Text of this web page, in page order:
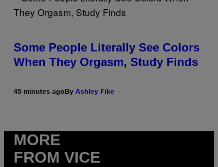
Some People Literally See Colors
When They Orgasm, Study Finds
45 minutes agoBy Ashley Fike
MORE
FROM VICE